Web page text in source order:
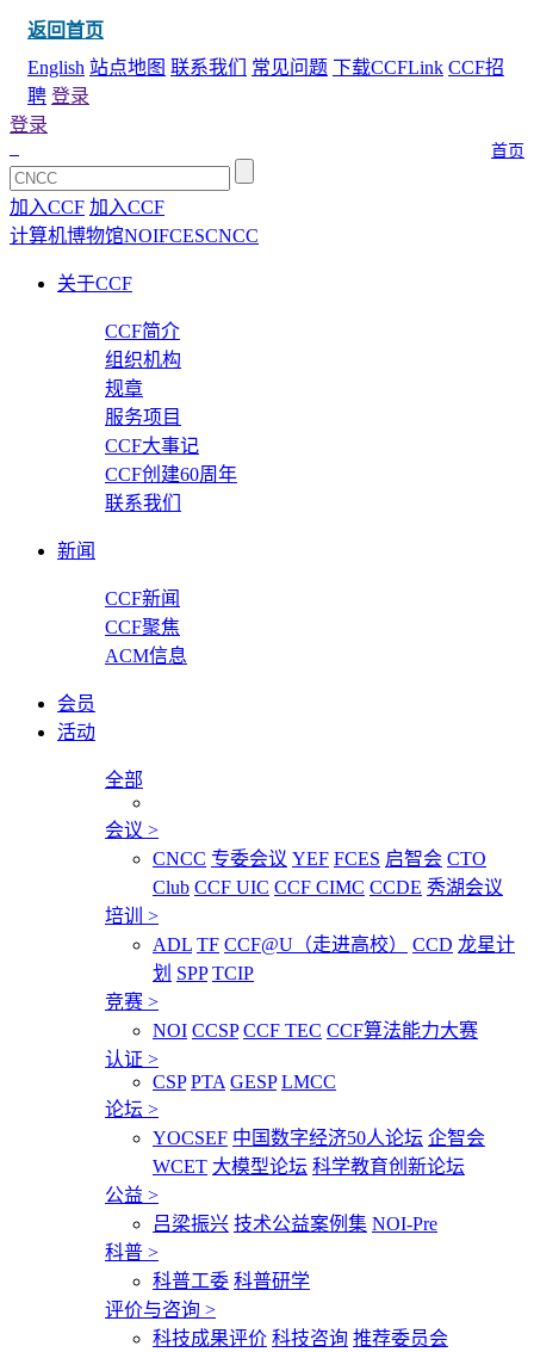
返回首页
English 站点地图 联系我们 常见问题 下载CCFLink CCF招
聘 登录
首页
登录
加入CCF 加入CCF
计算机博物馆NOIFCESCNCC
关于CCF
CCF简介
组织机构
规章
服务项目
CCF大事记
CCF创建60周年
联系我们
新闻
CCF新闻
CCF聚焦
ACM信息
会员
活动
全部
会议 >
CNCC 专委会议 YEF FCES 启智会 CTO
Club CCF UIC CCF CIMC CCDE 秀湖会议
培训 >
ADL TF CCF@U（走进高校） CCD 龙星计
划 SPP TCIP
竞赛 >
NOI CCSP CCF TEC CCF算法能力大赛
认证 >
CSP PTA GESP LMCC
论坛 >
YOCSEF 中国数字经济50人论坛 企智会
WCET 大模型论坛 科学教育创新论坛
公益 >
吕梁振兴 技术公益案例集 NOI-Pre
科普 >
科普工委 科普研学
评价与咨询 >
科技成果评价 科技咨询 推荐委员会